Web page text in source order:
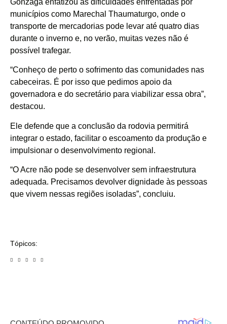
Gonzaga enfatizou as dificuldades enfrentadas por
municípios como Marechal Thaumaturgo, onde o
transporte de mercadorias pode levar até quatro dias
durante o inverno e, no verão, muitas vezes não é
possível trafegar.
“Conheço de perto o sofrimento das comunidades nas
cabeceiras. É por isso que pedimos apoio da
governadora e do secretário para viabilizar essa obra”,
destacou.
Ele defende que a conclusão da rodovia permitirá
integrar o estado, facilitar o escoamento da produção e
impulsionar o desenvolvimento regional.
“O Acre não pode se desenvolver sem infraestrutura
adequada. Precisamos devolver dignidade às pessoas
que vivem nessas regiões isoladas”, concluiu.
Tópicos: